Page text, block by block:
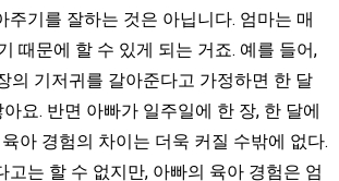
주기를 잘하는 것은 아닙니다. 엄마는 매
때문에 할 수 있게 되는 거죠. 예를 들어,
의 기저귀를 갈아준다고 가정하면 한 달
요. 반면 아빠가 일주일에 한 장, 한 달에
아 경험의 차이는 더욱 커질 수밖에 없다.
고는 할 수 없지만, 아빠의 육아 경험은 엄